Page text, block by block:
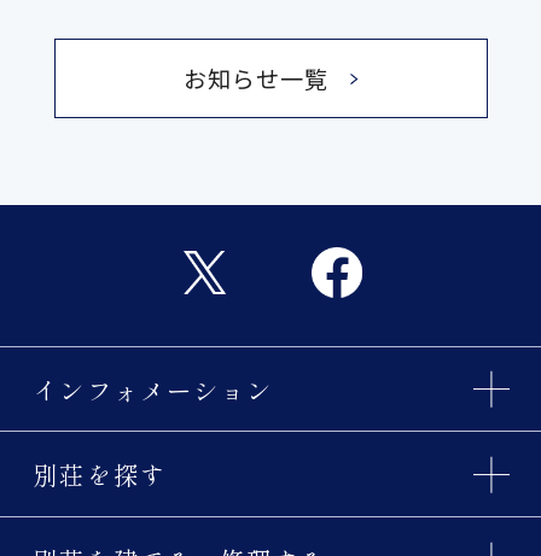
お知らせ一覧
インフォメーション
別荘を探す